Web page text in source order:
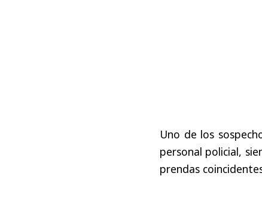
Uno de los
personal policial,
prendas